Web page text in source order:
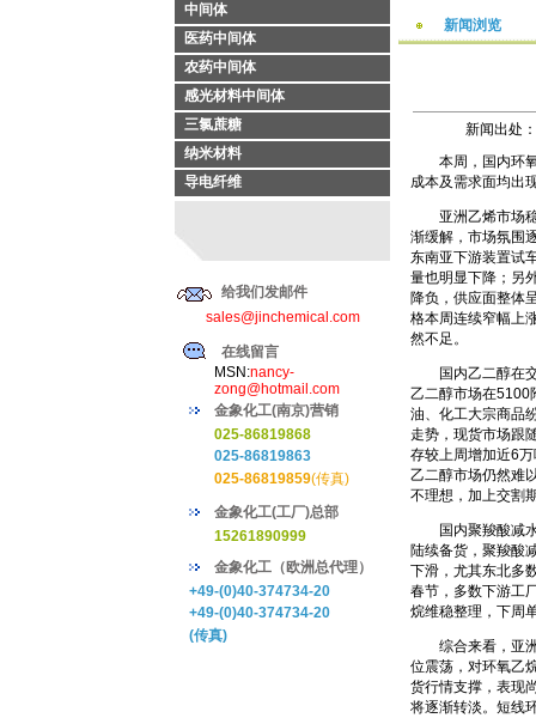
中间体
医药中间体
农药中间体
感光材料中间体
三氯蔗糖
纳米材料
导电纤维
给我们发邮件
sales@jinchemical.com
在线留言
MSN:nancy-
zong@hotmail.com
金象化工(南京)营销
025-86819868
025-86819863
025-86819859(传真)
金象化工(工厂)总部
15261890999
金象化工（欧洲总代理）
+49-(0)40-374734-20
+49-(0)40-374734-20
(传真)
新闻浏览
新闻出处
本周，国内环氧
成本及需求面均出
亚洲乙烯市场稳
渐缓解，市场氛围
东南亚下游装置试
量也明显下降；另
降负，供应面整体
格本周连续窄幅上
然不足。
国内乙二醇在交
乙二醇市场在5100
油、化工大宗商品
走势，现货市场跟
存较上周增加近6
乙二醇市场仍然难
不理想，加上交割
国内聚羧酸减水
陆续备货，聚羧酸
下滑，尤其东北多
春节，多数下游工
烷维稳整理，下周
综合来看，亚洲
位震荡，对环氧乙
货行情支撑，表现
将逐渐转淡。短线